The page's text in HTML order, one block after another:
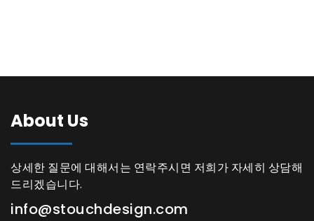
About Us
상세한 질문에 대해서는 연락주시면 저희가 자세히 상담해
드리겠습니다.
info@stouchdesign.com